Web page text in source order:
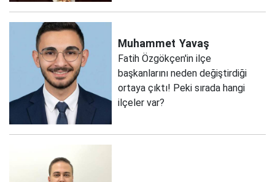
Muhammet Yavaş
Fatih Özgökçen'in ilçe
başkanlarını neden değiştirdiği
ortaya çıktı! Peki sırada hangi
ilçeler var?